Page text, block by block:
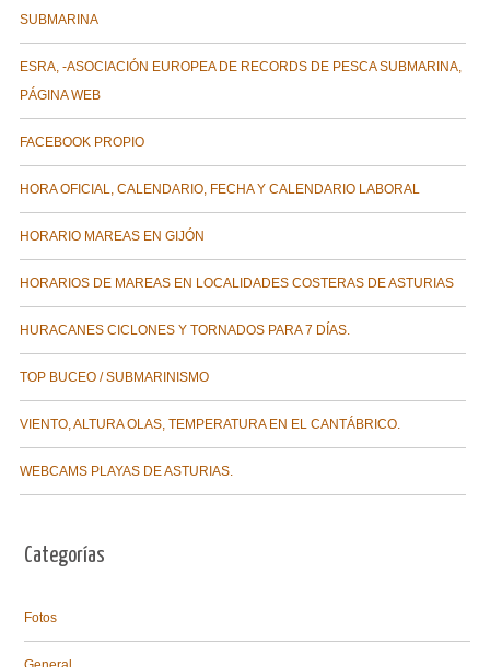
SUBMARINA
ESRA, -ASOCIACIÓN EUROPEA DE RECORDS DE PESCA SUBMARINA,
PÁGINA WEB
FACEBOOK PROPIO
HORA OFICIAL, CALENDARIO, FECHA Y CALENDARIO LABORAL
HORARIO MAREAS EN GIJÓN
HORARIOS DE MAREAS EN LOCALIDADES COSTERAS DE ASTURIAS
HURACANES CICLONES Y TORNADOS PARA 7 DÍAS.
TOP BUCEO / SUBMARINISMO
VIENTO, ALTURA OLAS, TEMPERATURA EN EL CANTÁBRICO.
WEBCAMS PLAYAS DE ASTURIAS.
Categorías
Fotos